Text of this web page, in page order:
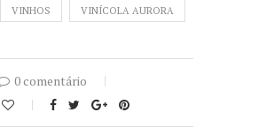
VINHOS VINÍCOLA AURORA
0 comentário